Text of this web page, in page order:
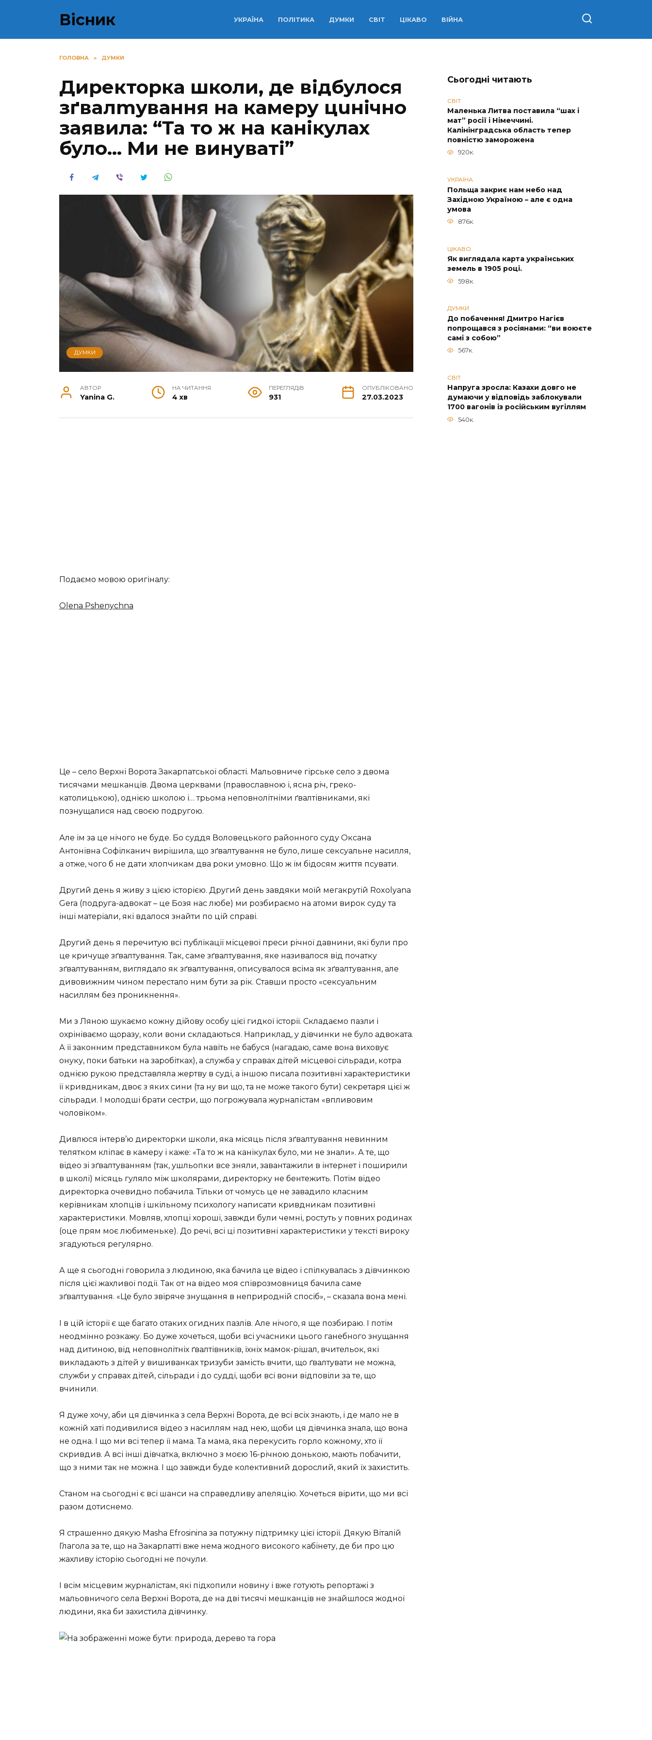
Вісник УКРАЇНА ПОЛІТИКА ДУМКИ СВІТ ЦІКАВО ВІЙНА
ГОЛОВНА » ДУМКИ
Директорка школи, де відбулося
зґвaлmyвання на камеру цuнічно
заявила: “Та то ж на канікулах
було… Ми не винуваті”
ДУМКИ
АВТОР
Yanina G.
НА ЧИТАННЯ
4 хв
ПЕРЕГЛЯДІВ
931
ОПУБЛІКОВАНО
27.03.2023
Подаємо мовою оригіналу:
Olena Pshenychna
Це – село Верхні Ворота Закарпатської області. Мальовниче гірське село з двома
тисячами мешканців. Двома церквами (православною і, ясна річ, греко-
католицькою), однією школою і… трьома неповнолітніми ґвалтівниками, які
познущалися над своєю подругою.
Але їм за це нічого не буде. Бо суддя Воловецького районного суду Оксана
Антонівна Софілканич вирішила, що зґвалтування не було, лише сексуальне насилля,
а отже, чого б не дати хлопчикам два роки умовно. Що ж їм бідосям життя псувати.
Другий день я живу з цією історією. Другий день завдяки моїй мегакрутій Roxolyana
Gera (подруга-адвокат – це Бозя нас любе) ми розбираємо на атоми вирок суду та
інші матеріали, які вдалося знайти по цій справі.
Другий день я перечитую всі публікації місцевої преси річної давнини, які були про
це кричуще зґвалтування. Так, саме зґвалтування, яке називалося від початку
зґвалтуванням, виглядало як зґвалтування, описувалося всіма як зґвалтування, але
дивовижним чином перестало ним бути за рік. Ставши просто «сексуальним
насиллям без проникнення».
Ми з Ляною шукаємо кожну дійову особу цієї гидкої історії. Складаємо пазли і
охрініваємо щоразу, коли вони складаються. Наприклад, у дівчинки не було адвоката.
А її законним представником була навіть не бабуся (нагадаю, саме вона виховує
онуку, поки батьки на заробітках), а служба у справах дітей місцевої сільради, котра
однією рукою представляла жертву в суді, а іншою писала позитивні характеристики
її кривдникам, двоє з яких сини (та ну ви що, та не може такого бути) секретаря цієї ж
сільради. І молодші брати сестри, що погрожувала журналістам «впливовим
чоловіком».
Дивлюся інтерв’ю директорки школи, яка місяць після зґвалтування невинним
телятком кліпає в камеру і каже: «Та то ж на канікулах було, ми не знали». А те, що
відео зі зґвалтуванням (так, ушльопки все зняли, завантажили в інтернет і поширили
в школі) місяць гуляло між школярами, директорку не бентежить. Потім відео
директорка очевидно побачила. Тільки от чомусь це не завадило класним
керівникам хлопців і шкільному психологу написати кривдникам позитивні
характеристики. Мовляв, хлопці хороші, завжди були чемні, ростуть у повних родинах
(оце прям моє любименьке). До речі, всі ці позитивні характеристики у тексті вироку
згадуються регулярно.
А ще я сьогодні говорила з людиною, яка бачила це відео і спілкувалась з дівчинкою
після цієї жахливої події. Так от на відео моя співрозмовниця бачила саме
зґвалтування. «Це було звіряче знущання в неприродній спосіб», – сказала вона мені.
І в цій історії є ще багато отаких огидних пазлів. Але нічого, я ще позбираю. І потім
неодмінно розкажу. Бо дуже хочеться, щоби всі учасники цього ганебного знущання
над дитиною, від неповнолітніх ґвалтівників, їхніх мамок-рішал, вчительок, які
викладають з дітей у вишиванках тризуби замість вчити, що ґвалтувати не можна,
служби у справах дітей, сільради і до судді, щоби всі вони відповіли за те, що
вчинили.
Я дуже хочу, аби ця дівчинка з села Верхні Ворота, де всі всіх знають, і де мало не в
кожній хаті подивилися відео з насиллям над нею, щоби ця дівчинка знала, що вона
не одна. І що ми всі тепер її мама. Та мама, яка перекусить горло кожному, хто її
скривдив. А всі інші дівчатка, включно з моєю 16-річною донькою, мають побачити,
що з ними так не можна. І що завжди буде колективний дорослий, який їх захистить.
Станом на сьогодні є всі шанси на справедливу апеляцію. Хочеться вірити, що ми всі
разом дотиснемо.
Я страшенно дякую Masha Efrosinina за потужну підтримку цієї історії. Дякую Віталій
Глагола за те, що на Закарпатті вже нема жодного високого кабінету, де би про цю
жахливу історію сьогодні не почули.
І всім місцевим журналістам, які підхопили новину і вже готують репортажі з
мальовничого села Верхні Ворота, де на дві тисячі мешканців не знайшлося жодної
людини, яка би захистила дівчинку.
Сьогодні читають
СВІТ
Маленька Литва поставила “шах і
мат” росії і Німеччині.
Калінінградська область тепер
повністю заморожена
920к.
УКРАЇНА
Польща закриє нам небо над
Західною Україною – але є одна
умова
876к.
ЦІКАВО
Як виглядала карта українських
земель в 1905 році.
598к.
ДУМКИ
До побачення! Дмитро Нагієв
попрощався з росіянами: “ви воюєте
самі з собою”
567к.
СВІТ
Напруга зросла: Казахи довго не
думаючи у відповідь заблокували
1700 вагонів із російським вугіллям
540к.